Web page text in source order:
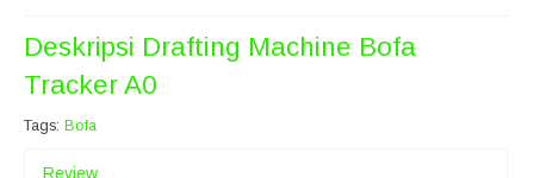
Deskripsi Drafting Machine Bofa
Tracker A0
Tags: Bofa
Review